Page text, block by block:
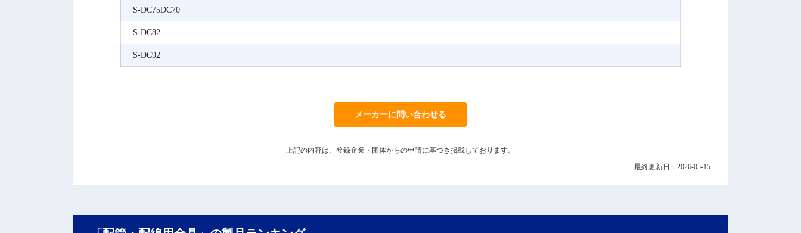
S-DC75DC70
S-DC82
S-DC92
メーカーに問い合わせる
上記の内容は、登録企業・団体からの申請に基づき掲載しております。
最終更新日：2026-05-15